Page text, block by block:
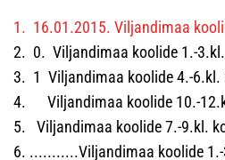
1. 16.01.2015. Viljandimaa
2. 0. Viljandimaa koolide 1.-
3. 1 Viljandimaa koolide 4.-6.kl.
4. Viljandimaa koolide 10.-
5. Viljandimaa koolide 7.-9.kl.
6. ...........Viljandimaa koolide 1.-